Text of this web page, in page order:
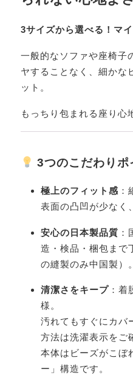
3サイズから選べる！マ
一般的なソファや座椅子
ヤすることなく、細かな
ット。
もっちり包まれる座り心
3つのこだわりポ
極上のフィット感
表面の凸凹が少なく
安心の日本製品質
造・検品・梱包ま
の縫製のみ中国製）。
清潔さをキープ ：
様。
汚れてもすぐにカ
方法は洗濯表示をご
本体はビーズがこぼ
ー」構造です。